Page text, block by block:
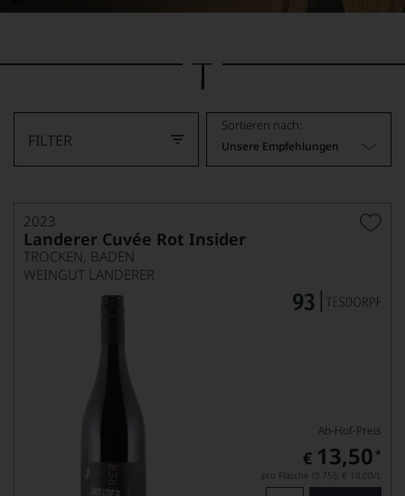
Dieses
von
FILTER
Sortieren nach:
Unsere Empfehlungen
2023
Landerer Cuvée Rot Insider
TROCKEN, BADEN
WEINGUT LANDERER
Ab-Hof-Preis
€ 13,50 *
pro Flasche (0.75l), € 18,00/L